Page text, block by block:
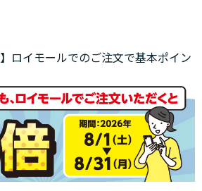
ロイモールでのご注文で基本ポイン